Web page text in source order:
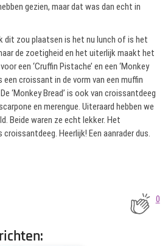
gezien, maar dat was dan echt in
dit zou plaatsen is het nu lunch of is het
de zoetigheid en het uiterlijk maakt het
een ‘Cruffin Pistache’ en een ‘Monkey
een croissant in de vorm van een muffin
‘Monkey Bread’ is ook van croissantdeeg
en merengue. Uiteraard hebben we
Beide waren ze echt lekker. Het
croissantdeeg. Heerlijk! Een aanrader dus.
0